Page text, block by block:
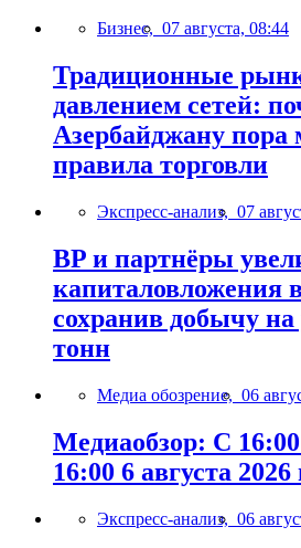
Бизнес, 07 августа, 08:44
Традиционные
давлением сетей:
Азербайджану пора
правила торговли
Экспресс-анализ, 07
BP и партнёры
капиталовложения
сохранив добычу
тонн
Медиа обозрение, 06
Медиаобзор: С 16:00
16:00 6 августа 2026
Экспресс-анализ, 06